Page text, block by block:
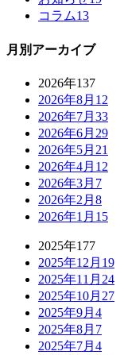
コラム13
月別アーカイブ
2026年137
2026年8月 12
2026年7月 33
2026年6月 29
2026年5月 21
2026年4月 12
2026年3月 7
2026年2月 8
2026年1月 15
2025年177
2025年12月 19
2025年11月 24
2025年10月 27
2025年9月 4
2025年8月 7
2025年7月 4